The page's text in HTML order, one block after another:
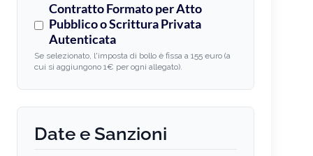
Contratto Formato per Atto
Pubblico o Scrittura Privata
Autenticata
Se selezionato, l'imposta di bollo è fissa a 155 euro (a
cui si aggiungono 1€ per ogni allegato).
Date e Sanzioni